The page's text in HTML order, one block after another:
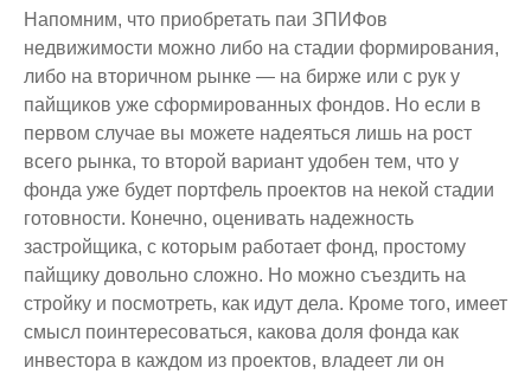
Напомним, что приобретать паи ЗПИФов
недвижимости можно либо на стадии формирования,
либо на вторичном рынке — на бирже или с рук у
пайщиков уже сформированных фондов. Но если в
первом случае вы можете надеяться лишь на рост
всего рынка, то второй вариант удобен тем, что у
фонда уже будет портфель проектов на некой стадии
готовности. Конечно, оценивать надежность
застройщика, с которым работает фонд, простому
пайщику довольно сложно. Но можно съездить на
стройку и посмотреть, как идут дела. Кроме того, имеет
смысл поинтересоваться, какова доля фонда как
инвестора в каждом из проектов, владеет ли он